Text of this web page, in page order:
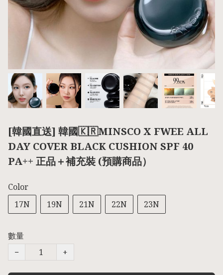
[韓國直送] 韓國🇰🇷MINSCO X FWEE ALL
DAY COVER BLACK CUSHION SPF 40
PA++ 正品＋補充裝 (預購商品）
Color
17N
19N 21N 22N 23N
數量
−
+